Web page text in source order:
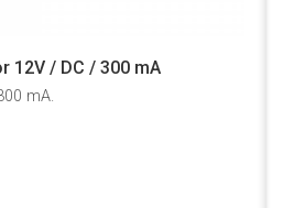
12V / DC / 300 mA
mA.